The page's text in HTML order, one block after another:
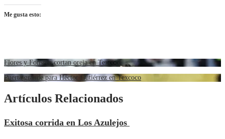
Me gusta esto:
Flores y Fonseca cortan oreja en Texcoco
Puerta grande para Héctor Gutiérrez en Texcoco
Artículos Relacionados
Exitosa corrida en Los Azulejos